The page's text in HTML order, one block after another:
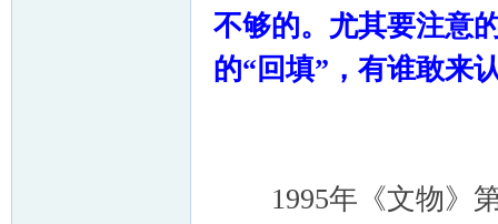
不够的。尤其要注意
的“回填”，有谁敢来
1995年《文物》第